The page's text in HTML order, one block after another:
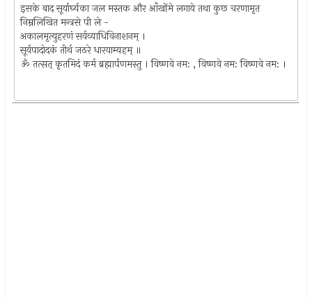
इसके बाद सूर्यार्घ्यका जल मस्तक और आँखोंमे लगाये तथा कुछ चरणामृत
निम्नलिखित मन्त्रसे पी ले -
अकालमृत्युहरणं सर्वव्याधिविनाशनम् ।
सूर्यपादोदकं तीर्थ जठरे धारयाम्यहम् ॥
ॐ तत्सत् कृतमिदं कर्म ब्रह्मार्पणमस्तु । विष्णवे नम: , विष्णवे नम: विष्णवे नम: ।